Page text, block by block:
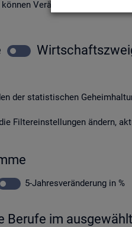
kön­nen Ver­än­de­run­gen und
der sta­tis­ti­schen
Fil­ter­ein­stel­lun­gen än­dern,
5-Jah­res­ver­än­de­rung in %
Be­ru­fe im